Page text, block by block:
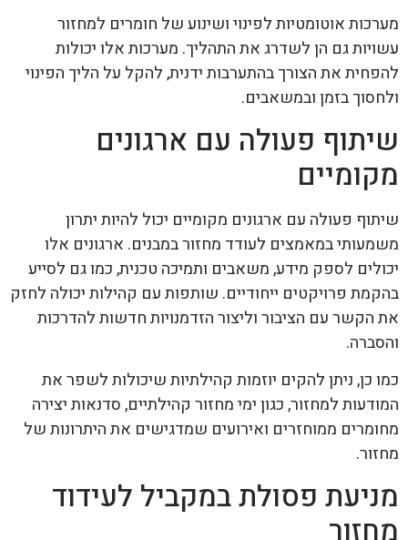
מערכות אוטומטיות לפינוי ושינוע של חומרים למחזור
עשויות גם הן לשדרג את התהליך. מערכות אלו יכולות
להפחית את הצורך בהתערבות ידנית, להקל על הליך הפינוי
ולחסוך בזמן ובמשאבים.
שיתוף פעולה עם ארגונים
מקומיים
שיתוף פעולה עם ארגונים מקומיים יכול להיות יתרון
משמעותי במאמצים לעודד מחזור במבנים. ארגונים אלו
יכולים לספק מידע, משאבים ותמיכה טכנית, כמו גם לסייע
בהקמת פרויקטים ייחודיים. שותפות עם קהילות יכולה לחזק
את הקשר עם הציבור וליצור הזדמנויות חדשות להדרכות
והסברה.
כמו כן, ניתן להקים יוזמות קהילתיות שיכולות לשפר את
המודעות למחזור, כגון ימי מחזור קהילתיים, סדנאות יצירה
מחומרים ממוחזרים ואירועים שמדגישים את היתרונות של
מחזור.
מניעת פסולת במקביל לעידוד
מחזור